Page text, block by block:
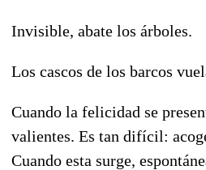
Invisible, abate los árboles.
Los cascos de los barcos
Cuando la felicidad se
valientes. Es tan difícil:
Cuando esta surge,